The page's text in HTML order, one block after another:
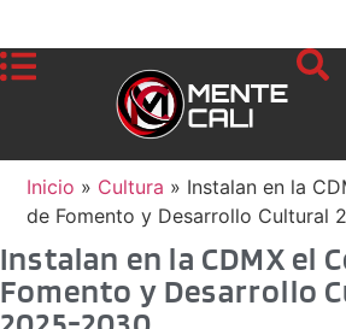
Inicio » Cultura » Instalan en la
de Fomento y Desarrollo Cultural
Instalan en la CDMX el
Fomento y Desarrollo